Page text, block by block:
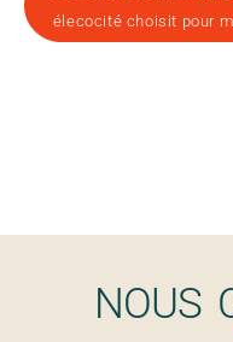
élecocité choisit pour
NOUS